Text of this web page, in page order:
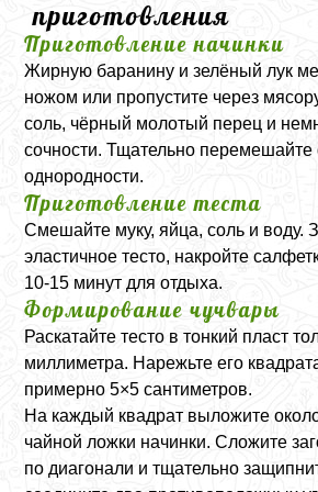
приготовления
Приготовление начинки
Жирную баранину и зелёный лук
ножом или пропустите через
соль, чёрный молотый перец и
сочности. Тщательно
однородности.
Приготовление теста
Смешайте муку, яйца, соль и воду.
эластичное тесто, накройте
10-15 минут для отдыха.
Формирование чучвары
Раскатайте тесто в тонкий пласт
миллиметра. Нарежьте его
примерно 5×5 сантиметров.
На каждый квадрат выложите
чайной ложки начинки. Сложите
по диагонали и тщательно